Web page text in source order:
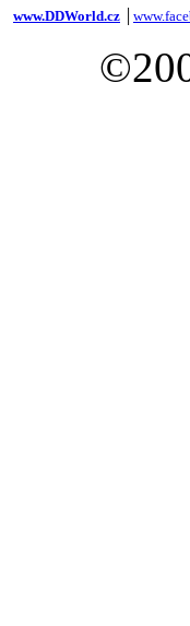
www.DDWorld.cz